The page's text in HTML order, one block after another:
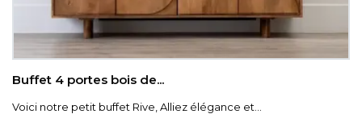
Buffet 4 portes bois de...
Voici notre petit buffet Rive, Alliez élégance et...